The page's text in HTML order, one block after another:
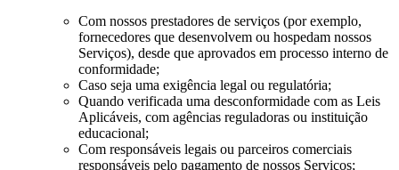
Com nossos prestadores de serviços (por exemplo,
fornecedores que desenvolvem ou hospedam nossos
Serviços), desde que aprovados em processo interno de
conformidade;
Caso seja uma exigência legal ou regulatória;
Quando verificada uma desconformidade com as Leis
Aplicáveis, com agências reguladoras ou instituição
educacional;
Com responsáveis legais ou parceiros comerciais
responsáveis pelo pagamento de nossos Serviços;